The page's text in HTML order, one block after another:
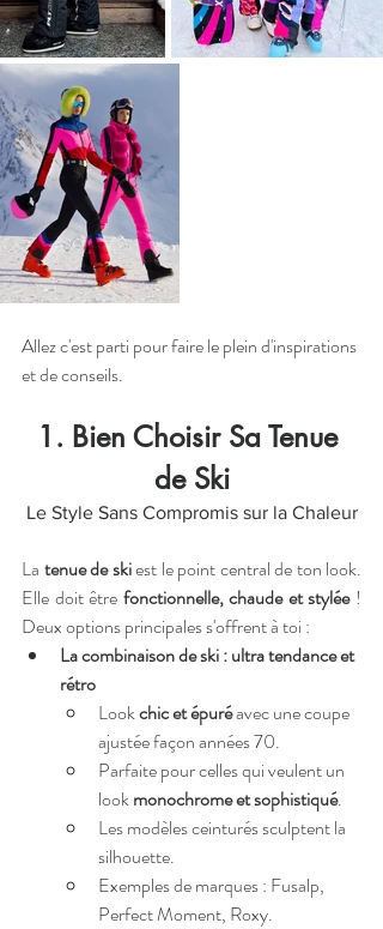
Allez c'est parti pour faire le plein d'inspirations
et de conseils.
1. Bien Choisir Sa Tenue
de Ski
Le Style Sans Compromis sur la Chaleur
La tenue de ski est le point central de ton look.
Elle doit être fonctionnelle, chaude et stylée !
Deux options principales s'offrent à toi :
La combinaison de ski : ultra tendance et
rétro
Look chic et épuré avec une coupe
ajustée façon années 70.
Parfaite pour celles qui veulent un
look monochrome et sophistiqué.
Les modèles ceinturés sculptent la
silhouette.
Exemples de marques : Fusalp,
Perfect Moment, Roxy.